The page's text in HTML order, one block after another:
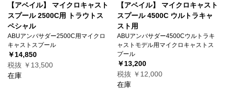
【アベイル】 マイクロキャスト
スプール 2500C用 トラウトス
ペシャル
ABUアンバサダー2500C用マイクロ
キャストスプール
￥14,850
税抜 ￥13,500
在庫
【アベイル】 マイクロキャスト
スプール 4500C ウルトラキャ
スト用
ABUアンバサダー4500Cウルトラキ
ャストモデル用マイクロキャストス
プール
￥13,200
税抜 ￥12,000
在庫